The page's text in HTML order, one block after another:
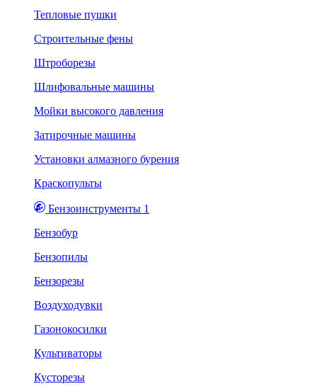
Тепловые пушки
Строительные фены
Штроборезы
Шлифовальные машины
Мойки высокого давления
Затирочные машины
Установки алмазного бурения
Краскопульты
Бензоинструменты 1
Бензобур
Бензопилы
Бензорезы
Воздуходувки
Газонокосилки
Культиваторы
Кусторезы